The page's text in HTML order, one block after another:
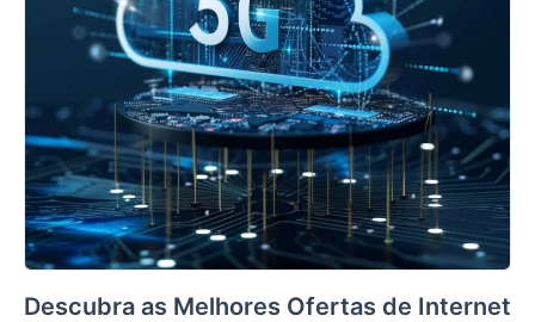
Descubra as Melhores Ofertas de Internet